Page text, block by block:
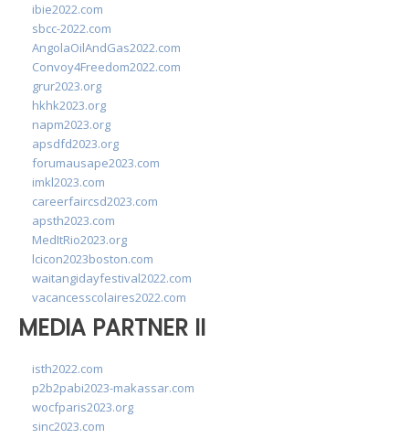
ibie2022.com
sbcc-2022.com
AngolaOilAndGas2022.com
Convoy4Freedom2022.com
grur2023.org
hkhk2023.org
napm2023.org
apsdfd2023.org
forumausape2023.com
imkl2023.com
careerfaircsd2023.com
apsth2023.com
MedItRio2023.org
lcicon2023boston.com
waitangidayfestival2022.com
vacancesscolaires2022.com
MEDIA PARTNER II
isth2022.com
p2b2pabi2023-makassar.com
wocfparis2023.org
sinc2023.com